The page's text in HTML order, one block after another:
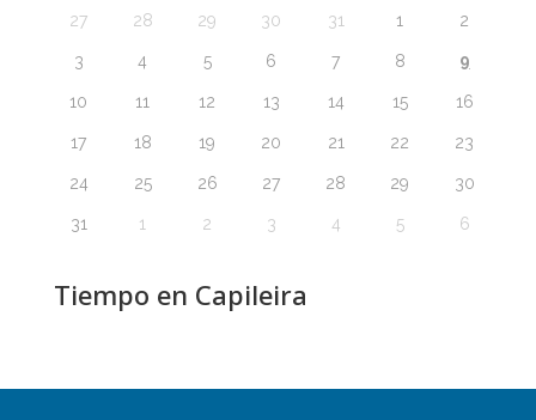
27 28 29 30 31 1 2
3 4 5 6 7 8 9
10 11 12 13 14 15 16
17 18 19 20 21 22 23
24 25 26 27 28 29 30
31 1 2 3 4 5 6
Tiempo en Capileira